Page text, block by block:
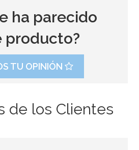
ha parecido
producto?
TU OPINIÓN
de los Clientes